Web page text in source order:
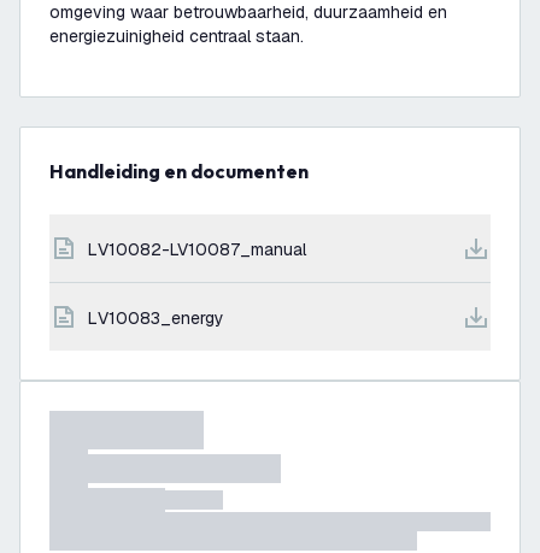
omgeving waar betrouwbaarheid, duurzaamheid en
energiezuinigheid centraal staan.
Handleiding en documenten
LV10082-LV10087_manual
LV10083_energy